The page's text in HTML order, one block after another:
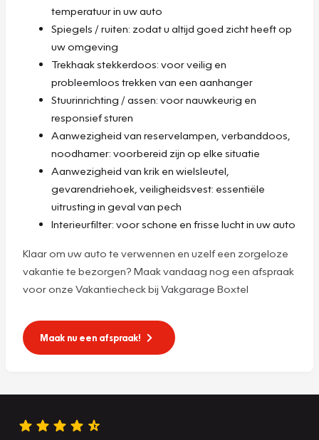
temperatuur in uw auto
Spiegels / ruiten: zodat u altijd goed zicht heeft op
uw omgeving
Trekhaak stekkerdoos: voor veilig en
probleemloos trekken van een aanhanger
Stuurinrichting / assen: voor nauwkeurig en
responsief sturen
Aanwezigheid van reservelampen, verbanddoos,
noodhamer: voorbereid zijn op elke situatie
Aanwezigheid van krik en wielsleutel,
gevarendriehoek, veiligheidsvest: essentiële
uitrusting in geval van pech
Interieurfilter: voor schone en frisse lucht in uw auto
Klaar om uw auto te verwennen en uzelf een zorgeloze
vakantie te bezorgen? Maak vandaag nog een afspraak
voor onze Vakantiecheck bij Vakgarage Boxtel
Maak nu een afspraak!